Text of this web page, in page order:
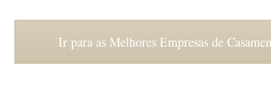
Ir para as Melhores Empresas de